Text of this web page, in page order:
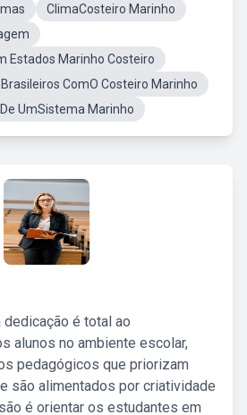
ClimaCosteiro Marinho
Estados Marinho Costeiro
ComO Costeiro Marinho
UmSistema Marinho
dedicação é total ao
alunos no ambiente escolar,
pedagógicos que priorizam
são alimentados por criatividade
é orientar os estudantes em